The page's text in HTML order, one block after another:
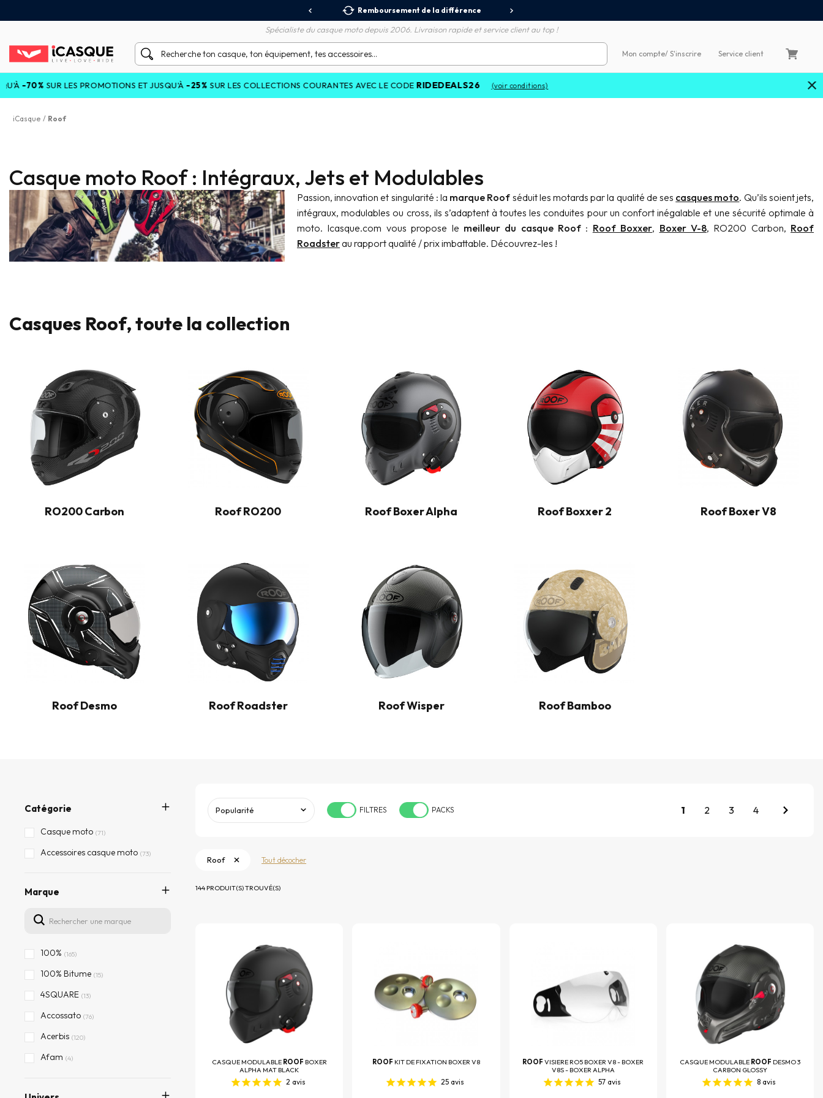
Remboursement de la différence
Spécialiste du casque moto depuis 2006. Livraison rapide et service client au top !
Mon compte/ S'inscrire Service client
LES PROMOTIONS ET JUSQU'À-25%SUR LES COLLECTIONS COURANTES AVEC LE CODE RIDEDEALS26 (voir conditions)
iCasque / Roof
Casque moto Roof : Intégraux, Jets et Modulables
Passion, innovation et singularité : la marque Roof séduit les motards par la qualité de ses casques moto. Qu’ils soient jets,
intégraux, modulables ou cross, ils s’adaptent à toutes les conduites pour un confort inégalable et une sécurité optimale à
moto. Icasque.com vous propose le meilleur du casque Roof : Roof Boxxer, Boxer V-8, RO200 Carbon, Roof
Roadsterau rapport qualité / prix imbattable. Découvrez-les !
Casques Roof, toute la collection
RO200 Carbon Roof RO200 Roof Boxer Alpha Roof Boxxer 2 Roof Boxer V8
Roof Desmo Roof Roadster Roof Wisper Roof Bamboo
Catégorie
Casque moto (71)
Accessoires casque moto (73)
Marque
100% (165)
100% Bitume (15)
4SQUARE (13)
Accossato (76)
Acerbis (120)
Afam (4)
FILTRES PACKS 1 2 3 4
Roof Tout décocher
144 PRODUIT(S) TROUVÉ(S)
CASQUE MODULABLE ROOF BOXER
ALPHA MAT BLACK
2 avis
ROOF KIT DE FIXATION BOXER V8
25avis
ROOFVISIERE RO5 BOXER V8 - BOXER
V8S - BOXER ALPHA
57avis
CASQUE MODULABLE ROOF DESMO 3
CARBON GLOSSY
8avis